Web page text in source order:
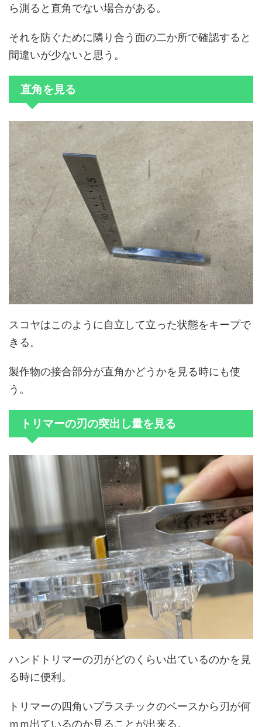
ら測ると直角でない場合がある。
それを防ぐために隣り合う面の二か所で確認すると
間違いが少ないと思う。
直角を見る
スコヤはこのように自立して立った状態をキープで
きる。
製作物の接合部分が直角かどうかを見る時にも使
う。
トリマーの刃の突出し量を見る
ハンドトリマーの刃がどのくらい出ているのかを見
る時に便利。
トリマーの四角いプラスチックのベースから刃が何
ｍｍ出ているのか見ることが出来る。